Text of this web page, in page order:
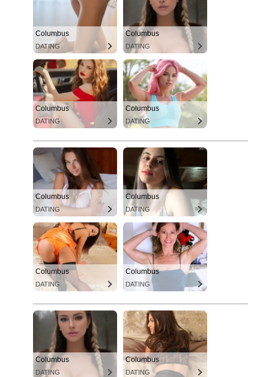
Columbus
DATING
Columbus
DATING
Columbus
DATING
Columbus
DATING
Columbus
DATING
Columbus
DATING
Columbus
DATING
Columbus
DATING
Columbus
DATING
Columbus
DATING